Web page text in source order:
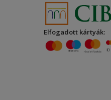
Elfogadott kártyák: